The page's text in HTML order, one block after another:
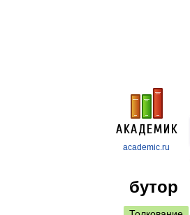
academic.ru
бутор